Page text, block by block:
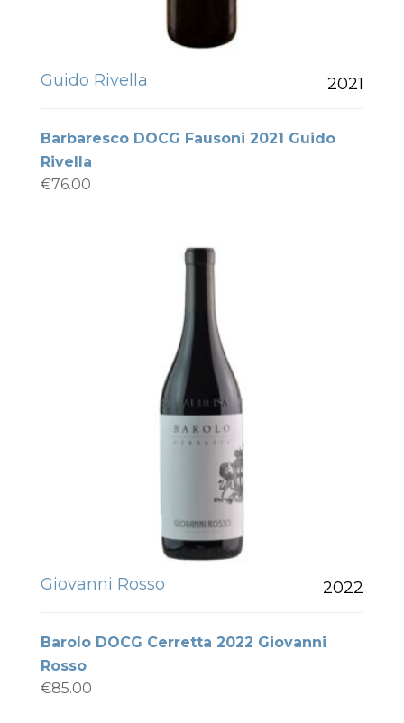
Guido Rivella 2021
Barbaresco DOCG Fausoni 2021 Guido
Rivella
€76.00
Giovanni Rosso 2022
Barolo DOCG Cerretta 2022 Giovanni
Rosso
€85.00